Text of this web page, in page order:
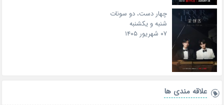
چهار دست، دو سونات
شنبه و یکشنبه
۰۷ شهریور ۱۴۰۵
علاقه‌ مندی ها